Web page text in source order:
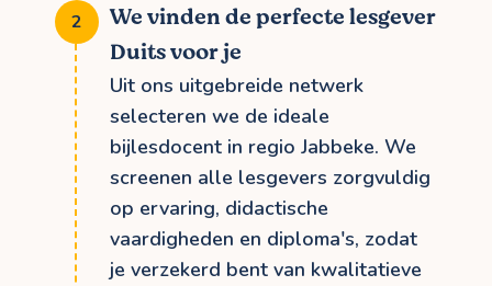
We vinden de perfecte lesgever
Duits voor je
Uit ons uitgebreide netwerk
selecteren we de ideale
bijlesdocent in regio Jabbeke. We
screenen alle lesgevers zorgvuldig
op ervaring, didactische
vaardigheden en diploma's, zodat
je verzekerd bent van kwalitatieve